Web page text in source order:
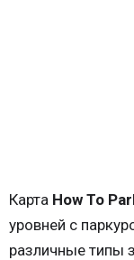
Карта How To
уровней с
различные типы